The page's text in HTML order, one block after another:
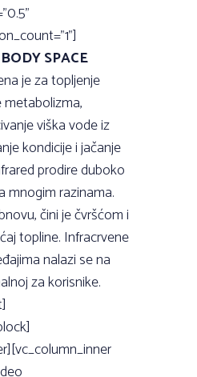
BODY SPACE
je za topljenje
viška vode iz
kondicije i jačanje
prodire duboko
mnogim razinama.
čini je čvršćom i
topline. Infracrvene
nalazi se na
za korisnike.